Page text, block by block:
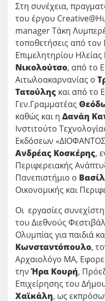
Στη συνέχεια,
του έργου
manager Τάκη
τοποθετήσεις από
Επιμελητηρίου Ηλείας
Νικολούτσο, από το
Αιτωλοακαρνανίας ο
Τατούλης και από το
Γεν.Γραμματέας
καθώς και η Δανάη
Ινστιτούτο
Εκδόσεων
Ανδρέας Κοσκέρης,
Περιφερειακής
Πανεπιστήμιο ο
Οικονομικής και
Οι εργασίες
του Διεθνούς
Ολυμπίας για παιδιά
Κωνσταντόπουλο,
Αρχαιολόγο ΜΑ,
τηνΉρα Κουρή,
Επιχείρησης του
Χαϊκάλη, ως